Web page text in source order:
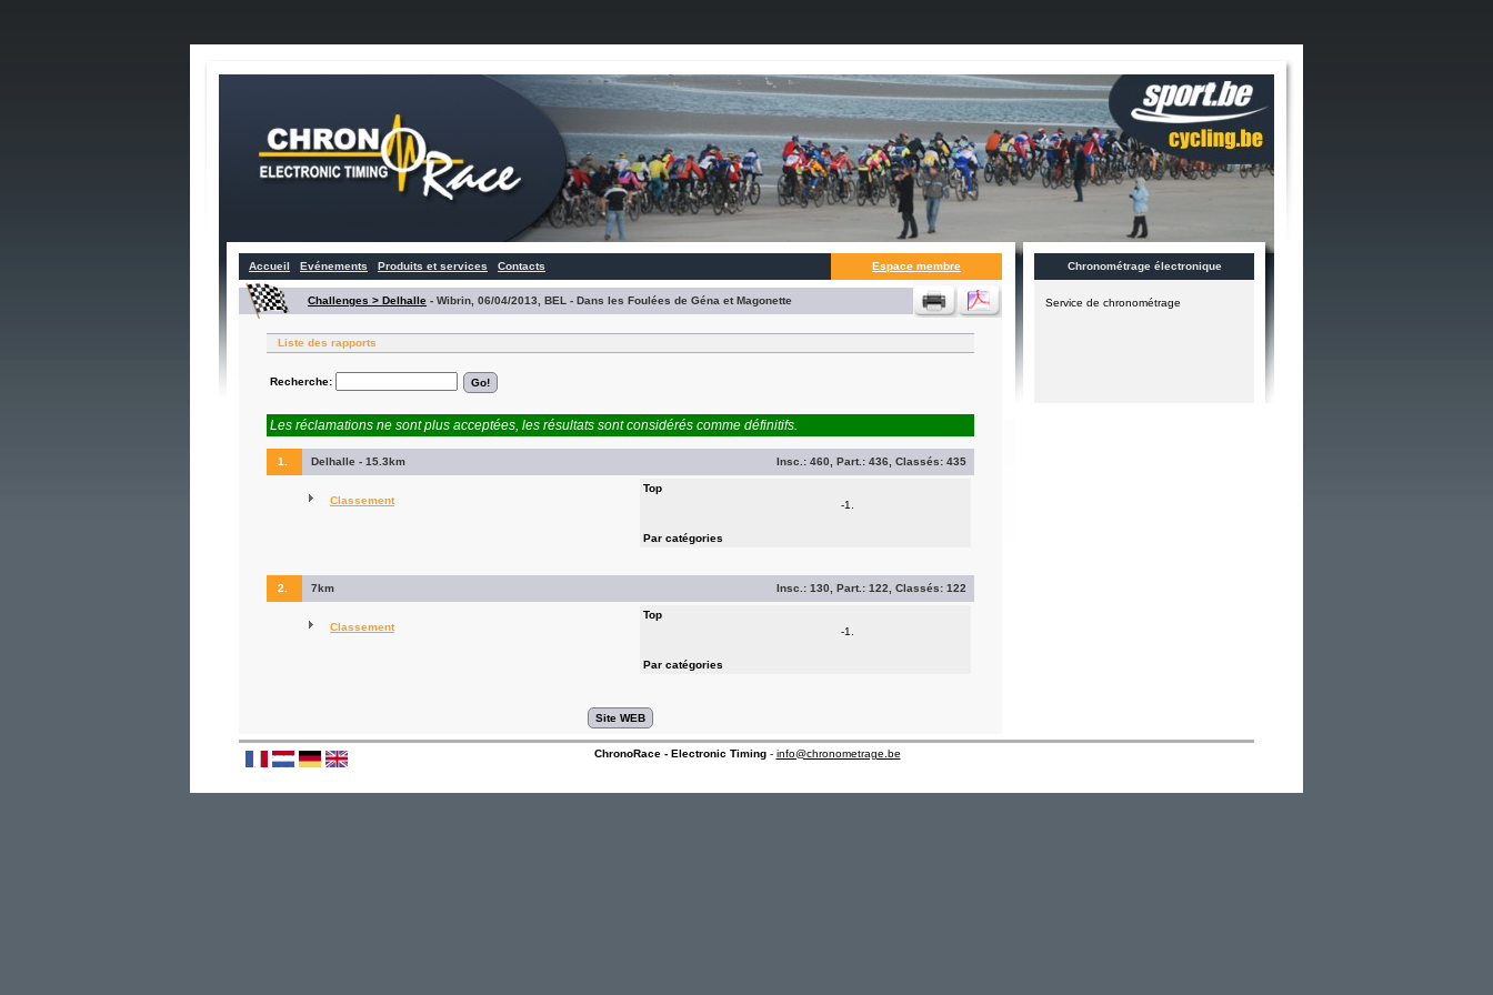
Accueil Evénements Produits et services Contacts Espace membre
Challenges > Delhalle - Wibrin, 06/04/2013, BEL - Dans les Foulées de Géna et Magonette
Liste des rapports
Recherche:
Les réclamations ne sont plus acceptées, les résultats sont considérés comme définitifs.
1. Delhalle - 15.3km Insc.: 460 , Part.: 436 , Classés: 435
Classement
Top
-1.
Par catégories
2. 7km Insc.: 130 , Part.: 122 , Classés: 122
Classement
Top
-1.
Par catégories
Chronométrage électronique
Service de chronométrage
ChronoRace - Electronic Timing- info@chronometrage.be